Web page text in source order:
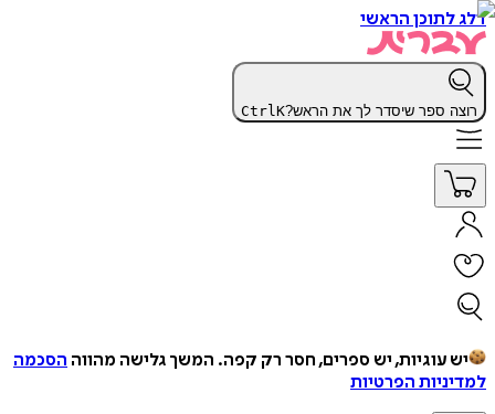
דלג לתוכן הראשי
רוצה ספר שיסדר לך את הראש? CtrlK
יש עוגיות, יש ספרים, חסר רק קפה. המשך גלישה מהווה הסכמה
למדיניות הפרטיות